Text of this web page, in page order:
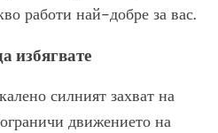
работи най-добре за вас.
избягвате
силният захват на
движението на